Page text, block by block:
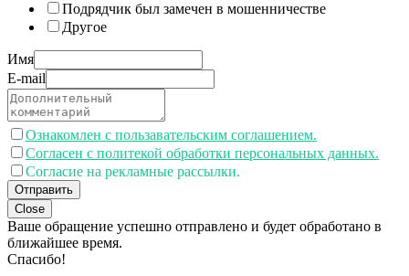
Подрядчик был замечен в мошенничестве
Другое
Имя
E-mail
Ознакомлен с пользавательским соглашением.
Согласен с политекой обработки персональных данных.
Согласие на рекламные рассылки.
Отправить
Close
Ваше обращение успешно отправлено и будет обработано в
ближайшее время.
Спасибо!